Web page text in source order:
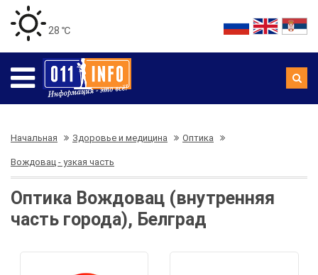
28 ℃
Начальная Здоровье и медицина Оптика
Вождовац - узкая часть
Оптика Вождовац (внутренняя
часть города), Белград